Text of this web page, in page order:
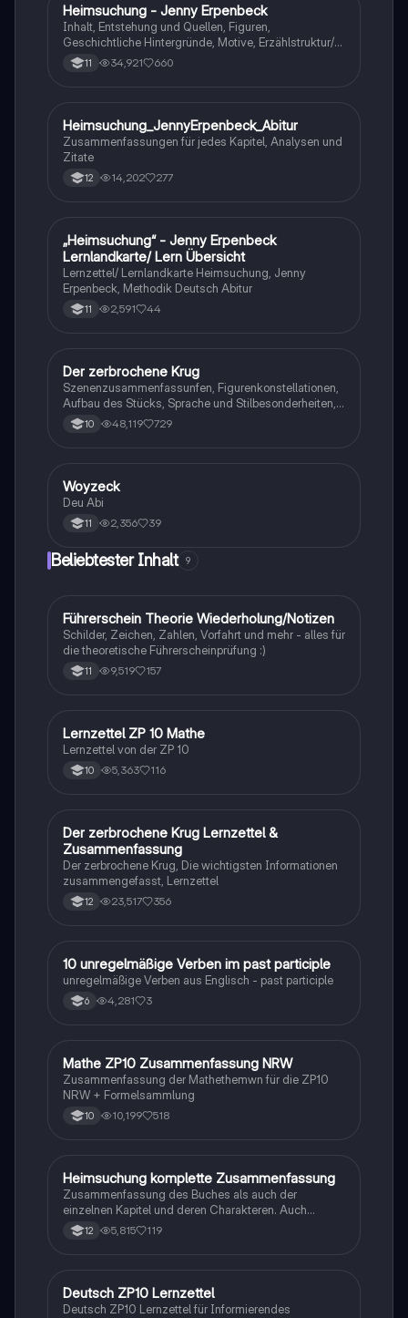
Deutsch
Heimsuchung - Jenny Erpenbeck
Inhalt, Entstehung und Quellen, Figuren,
Geschichtliche Hintergründe, Motive, Erzählstruktur/-
stil 11 34,921 660
Deutsch
Heimsuchung_JennyErpenbeck_Abitur
Zusammenfassungen für jedes Kapitel, Analysen und
Zitate
12 14,202 277
Deutsch
„Heimsuchung“ - Jenny Erpenbeck
Lernlandkarte/ Lern Übersicht
Lernzettel/ Lernlandkarte Heimsuchung, Jenny
Erpenbeck, Methodik Deutsch Abitur
11 2,591 44
Deutsch
Der zerbrochene Krug
Szenenzusammenfassunfen, Figurenkonstellationen,
Aufbau des Stücks, Sprache und Stilbesonderheiten,
Aussageabsicht, Thematik, Interpretation
10 48,119 729
Deutsch
Woyzeck
Deu Abi
11 2,356 39
Beliebtester Inhalt 9
FLerntipps
Führerschein Theorie Wiederholung/Notizen
Schilder, Zeichen, Zahlen, Vorfahrt und mehr - alles für
die theoretische Führerscheinprüfung :)
11 9,519 157
Mathe
Lernzettel ZP 10 Mathe
Lernzettel von der ZP 10
10 5,363 116
Deutsch
Der zerbrochene Krug Lernzettel &
Zusammenfassung
Der zerbrochene Krug, Die wichtigsten Informationen
zusammengefasst, Lernzettel
12 23,517 356
1 Englisch
10 unregelmäßige Verben im past participle
unregelmäßige Verben aus Englisch - past participle
6 4,281 3
Mathe
Mathe ZP10 Zusammenfassung NRW
Zusammenfassung der Mathethemwn für die ZP10
NRW + Formelsammlung
10 10,199 518
Deutsch
Heimsuchung komplette Zusammenfassung
Zusammenfassung des Buches als auch der
einzelnen Kapitel und deren Charakteren. Auch
tabellarisch. Im Unterricht ohne KI erstellt
12 5,815 119
Deutsch
Deutsch ZP10 Lernzettel
Deutsch ZP10 Lernzettel für Informierendes